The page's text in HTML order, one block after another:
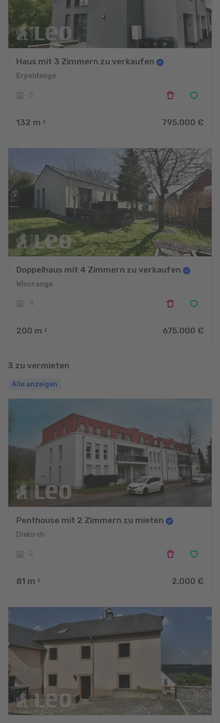
Haus mit 3 Zimmern zu verkaufen
Erpeldange
132 m 2 795.000 €
Doppelhaus mit 4 Zimmern zu verkaufen
Wincrange
200 m 2 675.000 €
3 zu vermieten
Alle anzeigen
Penthouse mit 2 Zimmern zu mieten
Diekirch
81 m 2 2.000 €